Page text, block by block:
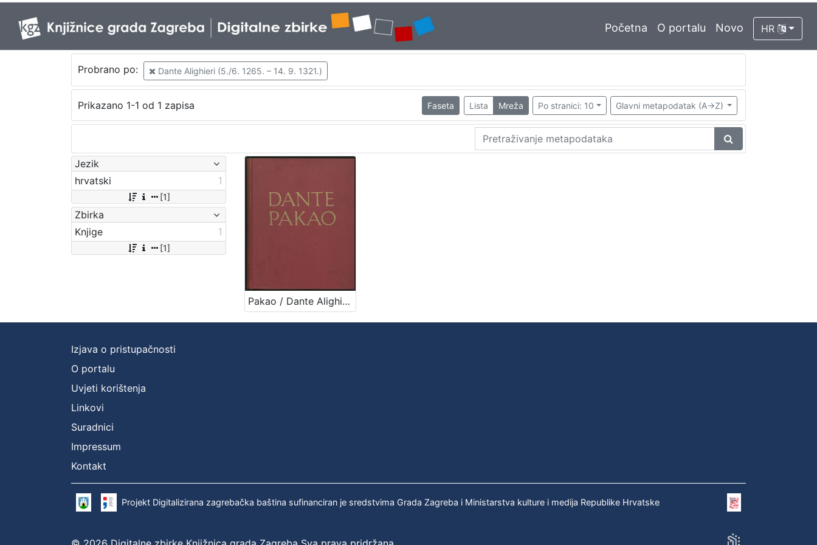
Početna O portalu Novo HR
Probrano po: Dante Alighieri (5./6. 1265. – 14. 9. 1321.)
Prikazano 1-1 od 1 zapisa Faseta Lista Mreža Po stranici: 10 Glavni metapodatak (A->Z)
Jezik
hrvatski
1
[1]
Zbirka
Knjige
1
[1]
Pakao / Dante Alighieri ; preveo i protumačio Izidor Kršnjavi ; urešeno s 32 slike Mirka Račkoga
Izjava o pristupačnosti
O portalu
Uvjeti korištenja
Linkovi
Suradnici
Impressum
Kontakt
Projekt Digitalizirana zagrebačka baština sufinanciran je sredstvima Grada Zagreba i Ministarstva kulture i medija Republike Hrvatske